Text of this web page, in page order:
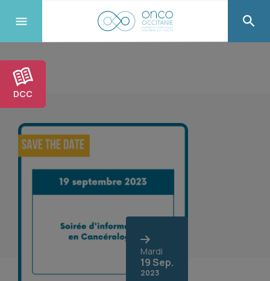
DCC
Mardi
19 Sep.
2023